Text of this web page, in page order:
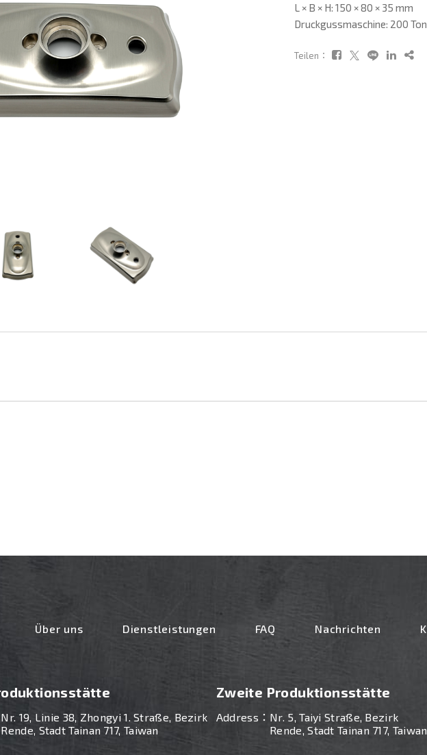
L × B × H: 150 × 80 × 35 mm
Druckgussmaschine: 200
Teilen：
Über uns Dienstleistungen FAQ Nachrichten
Nr. 19, Linie 38, Zhongyi 1. Straße, Bezirk
Rende, Stadt Tainan 717, Taiwan
Zweite Produktionsstätte
Address： Nr. 5, Taiyi Straße, Bezirk
Rende, Stadt Tainan 717, Taiwan